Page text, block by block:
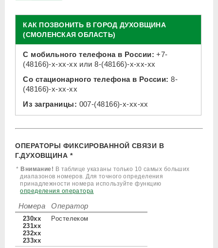
КАК ПОЗВОНИТЬ В ГОРОД ДУХОВЩИНА
(СМОЛЕНСКАЯ ОБЛАСТЬ)
С мобильного телефона в России: +7-
(48166)-x-xx-xx или8-(48166)-x-xx-xx
Со стационарного телефона в России: 8-
(48166)-x-xx-xx
Из заграницы: 007-(48166)-x-xx-xx
ОПЕРАТОРЫ ФИКСИРОВАННОЙ СВЯЗИ В
Г.ДУХОВЩИНА *
* Внимание! В таблице указаны только 10 самых больших
диапазонов номеров. Для точного определения
принадлежности номера используйте функцию
определения оператора
Номера Оператор
230xx
231xx
232xx
233xx
Ростелеком